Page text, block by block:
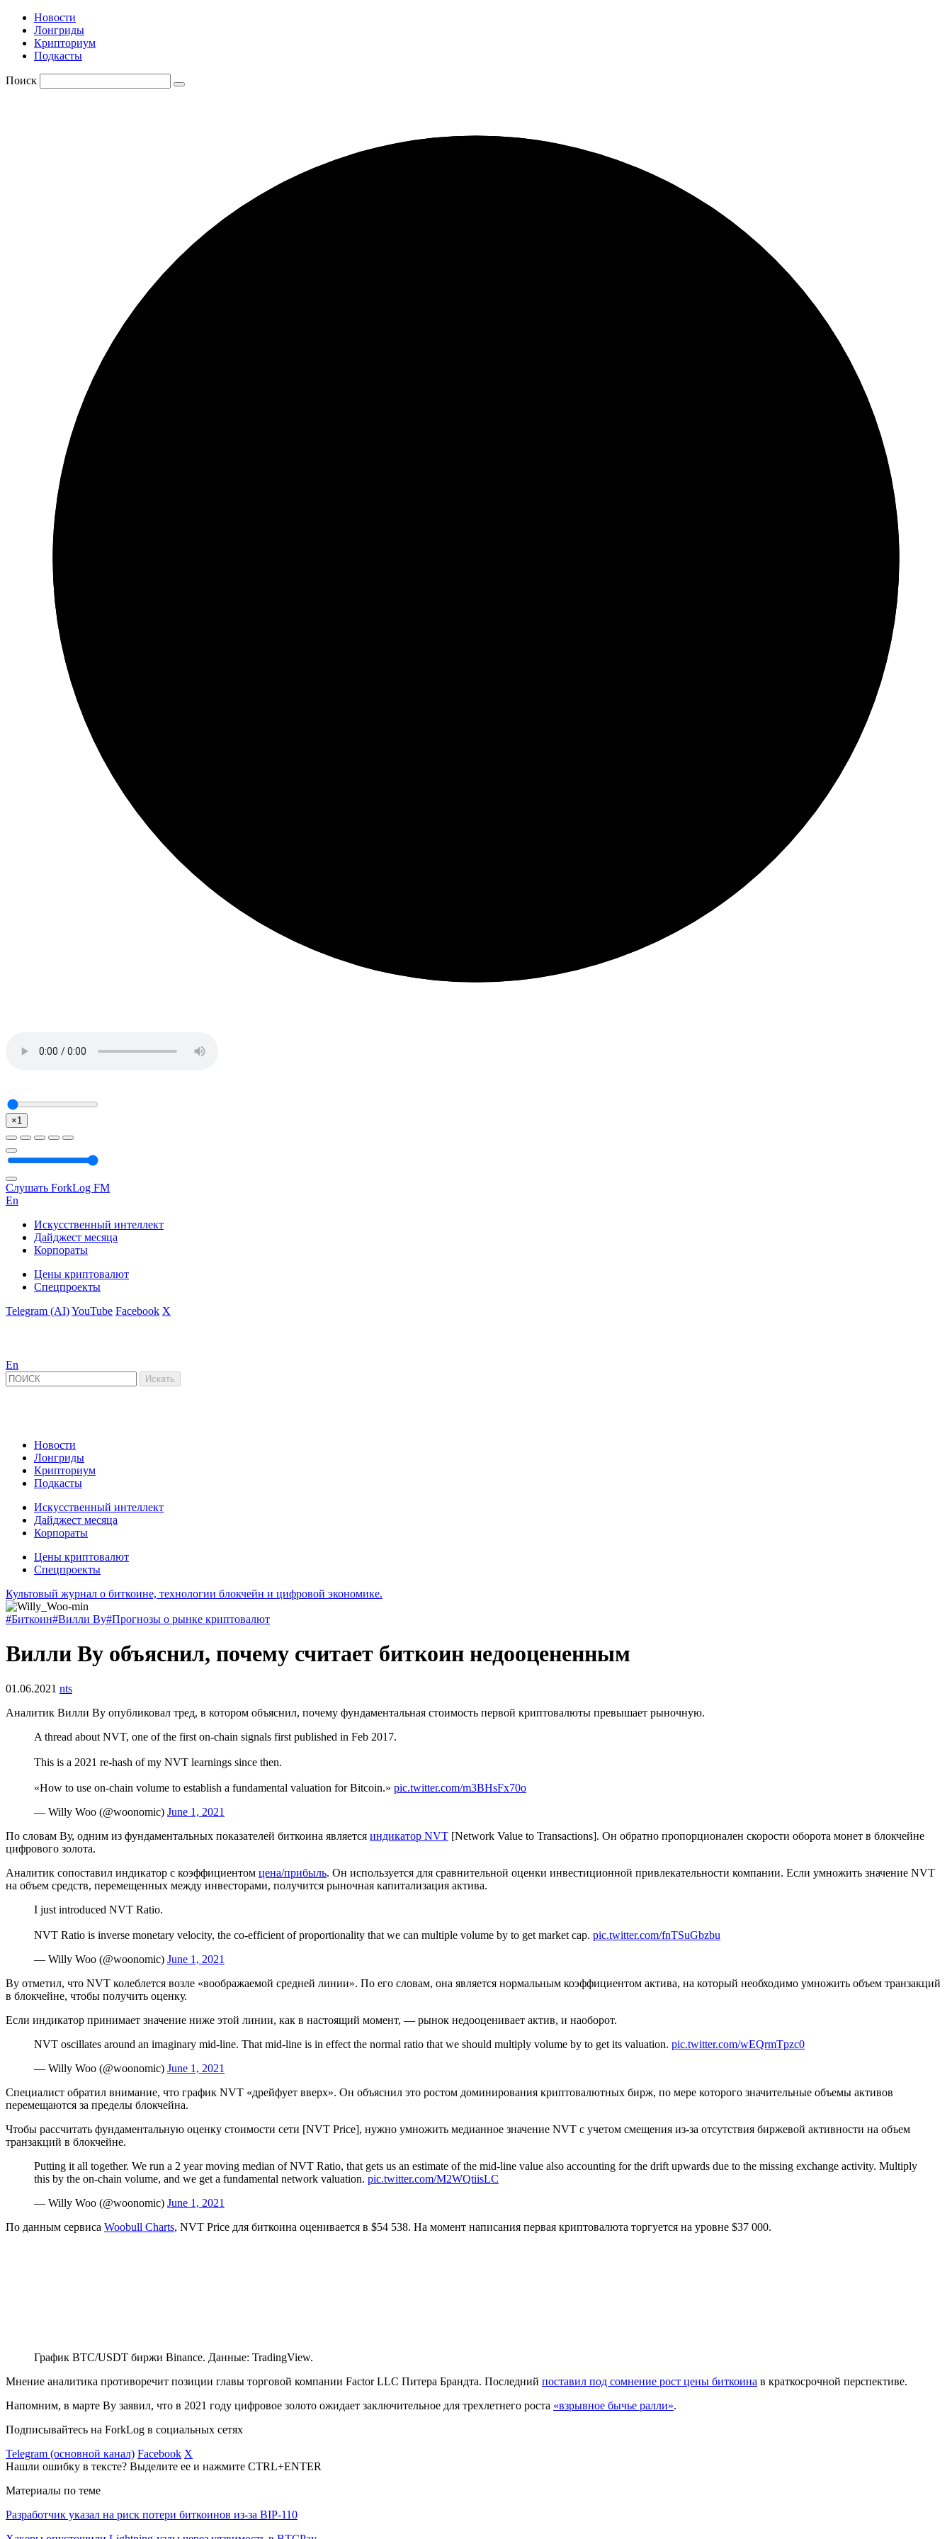
Новости
Лонгриды
Крипториум
Подкасты
Поиск
×1
Слушать ForkLog FM
En
Искусственный интеллект
Дайджест месяца
Корпораты
Цены криптовалют
Спецпроекты
Telegram (AI)YouTube Facebook X
En
Новости
Лонгриды
Крипториум
Подкасты
Искусственный интеллект
Дайджест месяца
Корпораты
Цены криптовалют
Спецпроекты
Культовый журнал о биткоине, технологии блокчейн и цифровой экономике.
#Биткоин#Вилли Ву#Прогнозы о рынке криптовалют
Вилли Ву объяснил, почему считает биткоин недооцененным
01.06.2021 nts
Аналитик Вилли Ву опубликовал тред, в котором объяснил, почему фундаментальная стоимость первой криптовалюты превышает рыночную.
A thread about NVT, one of the first on-chain signals first published in Feb 2017.
This is a 2021 re-hash of my NVT learnings since then.
«How to use on-chain volume to establish a fundamental valuation for Bitcoin.» pic.twitter.com/m3BHsFx70o
— Willy Woo (@woonomic) June 1, 2021
По словам Ву, одним из фундаментальных показателей биткоина является индикатор NVT [Network Value to Transactions]. Он обратно пропорционален скорости оборота монет в блокчейне
цифрового золота.
Аналитик сопоставил индикатор с коэффициентом цена/прибыль. Он используется для сравнительной оценки инвестиционной привлекательности компании. Если умножить значение NVT
на объем средств, перемещенных между инвесторами, получится рыночная капитализация актива.
I just introduced NVT Ratio.
NVT Ratio is inverse monetary velocity, the co-efficient of proportionality that we can multiple volume by to get market cap. pic.twitter.com/fnTSuGbzbu
— Willy Woo (@woonomic) June 1, 2021
Ву отметил, что NVT колеблется возле «воображаемой средней линии». По его словам, она является нормальным коэффициентом актива, на который необходимо умножить объем транзакций
в блокчейне, чтобы получить оценку.
Если индикатор принимает значение ниже этой линии, как в настоящий момент, — рынок недооценивает актив, и наоборот.
NVT oscillates around an imaginary mid-line. That mid-line is in effect the normal ratio that we should multiply volume by to get its valuation. pic.twitter.com/wEQrmTpzc0
— Willy Woo (@woonomic) June 1, 2021
Специалист обратил внимание, что график NVT «дрейфует вверх». Он объяснил это ростом доминирования криптовалютных бирж, по мере которого значительные объемы активов
перемещаются за пределы блокчейна.
Чтобы рассчитать фундаментальную оценку стоимости сети [NVT Price], нужно умножить медианное значение NVT с учетом смещения из-за отсутствия биржевой активности на объем
транзакций в блокчейне.
Putting it all together. We run a 2 year moving median of NVT Ratio, that gets us an estimate of the mid-line value also accounting for the drift upwards due to the missing exchange activity. Multiply
this by the on-chain volume, and we get a fundamental network valuation. pic.twitter.com/M2WQtiisLC
— Willy Woo (@woonomic) June 1, 2021
По данным сервиса Woobull Charts, NVT Price для биткоина оценивается в $54 538. На момент написания первая криптовалюта торгуется на уровне $37 000.
График BTC/USDT биржи Binance. Данные: TradingView.
Мнение аналитика противоречит позиции главы торговой компании Factor LLC Питера Брандта. Последний поставил под сомнение рост цены биткоина в краткосрочной перспективе.
Напомним, в марте Ву заявил, что в 2021 году цифровое золото ожидает заключительное для трехлетнего роста «взрывное бычье ралли».
Подписывайтесь на ForkLog в социальных сетях
Telegram (основной канал) Facebook X
Нашли ошибку в тексте? Выделите ее и нажмите CTRL+ENTER
Материалы по теме
Разработчик указал на риск потери биткоинов из-за BIP-110